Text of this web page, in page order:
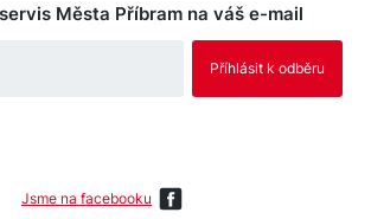
Města Příbram na váš e-mail
Jsme na facebooku